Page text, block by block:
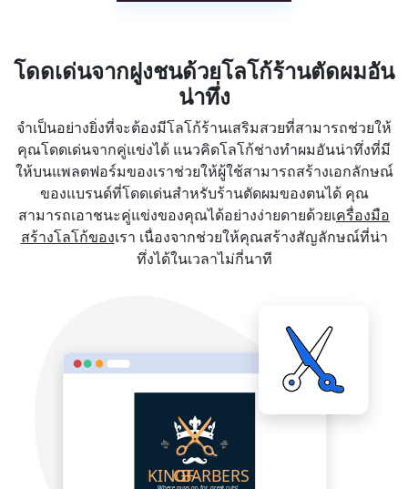
โดดเด่นจากฝูงชนด้วยโลโก้ร้านตัดผมอัน
น่าทึ่ง
จำเป็นอย่างยิ่งที่จะต้องมีโลโก้ร้านเสริมสวยที่สามารถช่วยให้
คุณโดดเด่นจากคู่แข่งได้ แนวคิดโลโก้ช่างทำผมอันน่าทึ่งที่มี
ให้บนแพลตฟอร์มของเราช่วยให้ผู้ใช้สามารถสร้างเอกลักษณ์
ของแบรนด์ที่โดดเด่นสำหรับร้านตัดผมของตนได้ คุณ
สามารถเอาชนะคู่แข่งของคุณได้อย่างง่ายดายด้วยเครื่องมือ
สร้างโลโก้ของเรา เนื่องจากช่วยให้คุณสร้างสัญลักษณ์ที่น่า
ทึ่งได้ในเวลาไม่กี่นาที